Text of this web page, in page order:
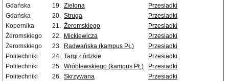
Gdańska
19. Zielona
Przesiadki
Gdańska
20. Struga
Przesiadki
Kopernika
21. Żeromskiego
Przesiadki
Żeromskiego
22. Mickiewicza
Przesiadki
Żeromskiego
23. Radwańska (kampus PŁ)
Przesiadki
Politechniki
24. Targi Łódzkie
Przesiadki
Politechniki
25. Wróblewskiego (kampus PŁ)
Przesiadki
Politechniki
26. Skrzywana
Przesiadki